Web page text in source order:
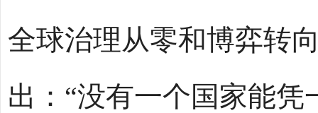
全球治理从零和博弈转
出：“没有一个国家能